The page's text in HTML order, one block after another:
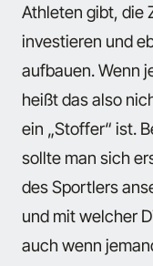
Athleten gibt, die
investieren und
aufbauen. Wenn
heißt das also
ein „Stoffer“ ist.
sollte man sich
des Sportlers
und mit welcher
auch wenn